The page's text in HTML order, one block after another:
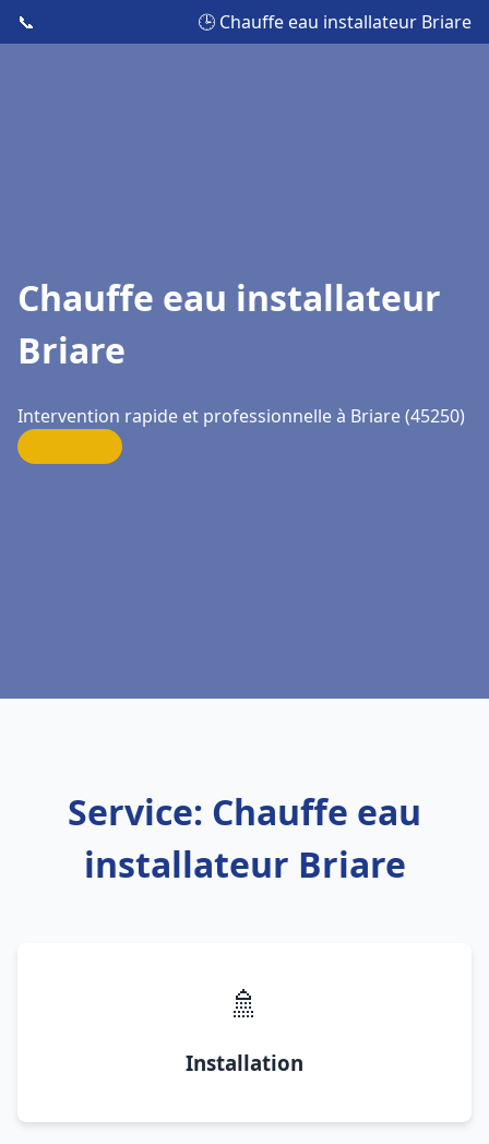
📞 🕒 Chauffe eau installateur Briare
Chauffe eau installateur
Briare
Intervention rapide et professionnelle à Briare (45250)
Service: Chauffe eau
installateur Briare
🚿
Installation